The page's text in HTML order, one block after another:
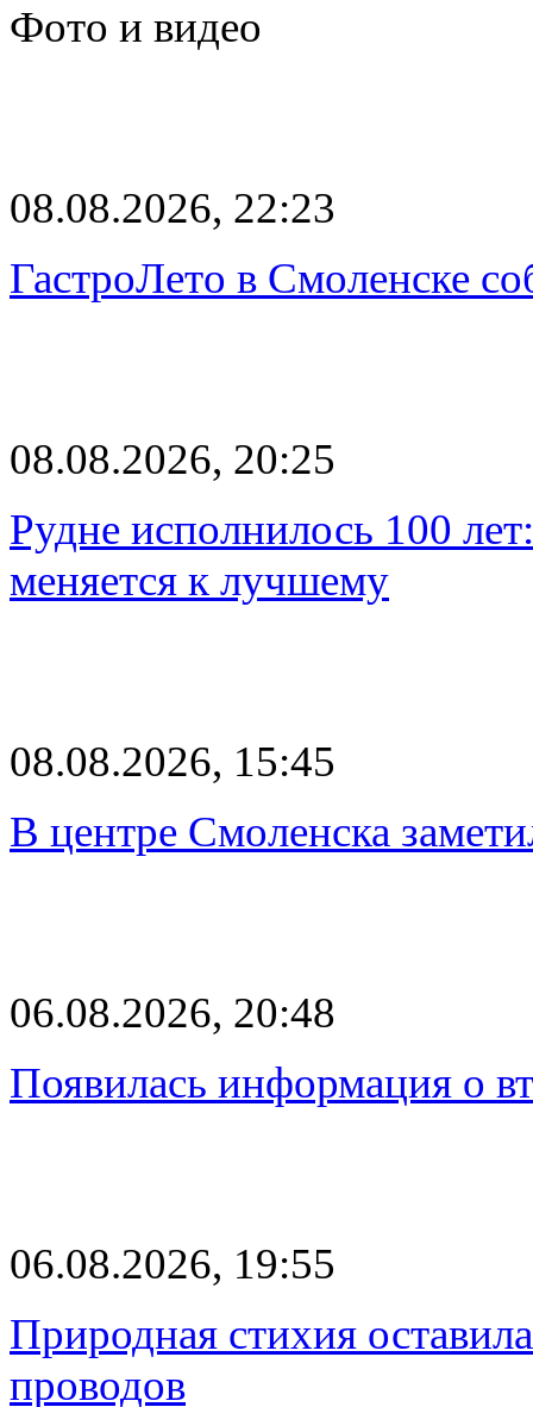
Фото и видео
08.08.2026, 22:23
ГастроЛето в Смоленске
08.08.2026, 20:25
Рудне исполнилось 100
меняется к лучшему
08.08.2026, 15:45
В центре Смоленска
06.08.2026, 20:48
Появилась информация о
06.08.2026, 19:55
Природная стихия
проводов